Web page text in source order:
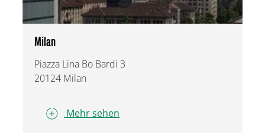
Milan
Piazza Lina Bo Bardi 3
20124 Milan
Mehr sehen